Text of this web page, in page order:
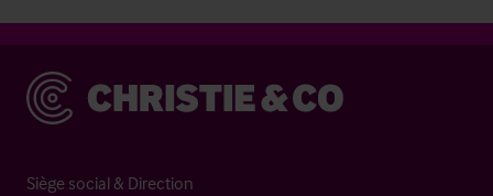
Christie & Co
Siège social & Direction